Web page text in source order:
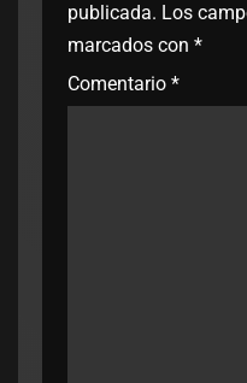
publicada. Los
marcados con *
Comentario *